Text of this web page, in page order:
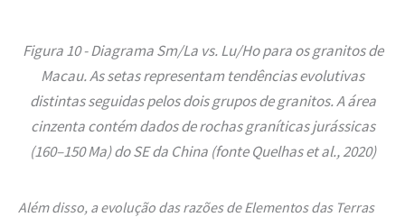
Figura 10 - Diagrama Sm/La vs. Lu/Ho para os granitos de
Macau. As setas representam tendências evolutivas
distintas seguidas pelos dois grupos de granitos. A área
cinzenta contém dados de rochas graníticas jurássicas
(160–150 Ma) do SE da China (fonte Quelhas et al., 2020)
Além disso, a evolução das razões de Elementos das Terras